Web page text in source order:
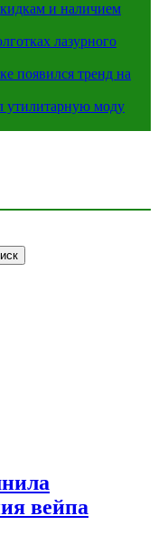
и наличием
лазурного
появился тренд на
утилитарную моду
вейпа